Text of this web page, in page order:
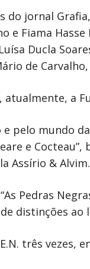
do jornal
e Fiama
Ducla
de
atualmente, a
pelo mundo
e
Assírio & Alvim.
Pedras
distinções ao
três vezes,